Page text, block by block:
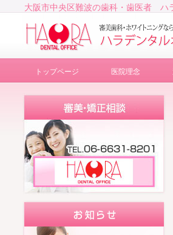
大阪市中央区難波の歯科・歯医者 ハ
トップページ 医院理念